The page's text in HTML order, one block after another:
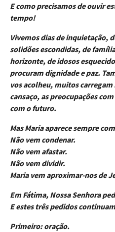
E como precisamos de ouvir
tempo!
Vivemos dias de inquietação,
solidões escondidas, de
horizonte, de idosos
procuram dignidade e paz.
vos acolheu, muitos carregam
cansaço, as preocupações
com o futuro.
Mas Maria aparece sempre
Não vem condenar.
Não vem afastar.
Não vem dividir.
Maria vem aproximar-nos de
Em Fátima, Nossa Senhora
E estes três pedidos
Primeiro: oração.